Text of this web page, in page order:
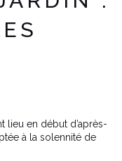
lieu en début d’après-
à la solennité de